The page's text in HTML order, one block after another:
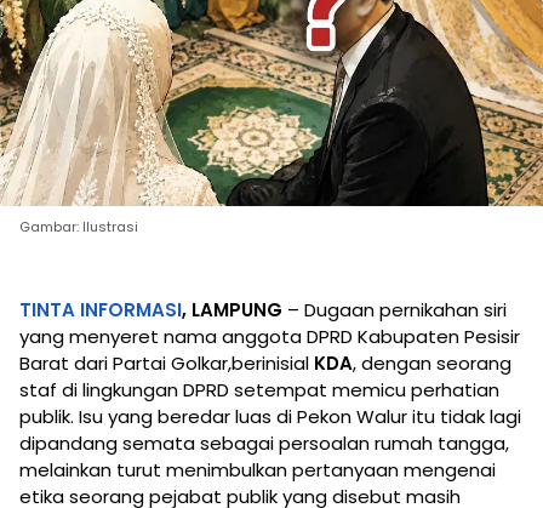
Gambar: Ilustrasi
TINTA INFORMASI, LAMPUNG – Dugaan pernikahan siri
yang menyeret nama anggota DPRD Kabupaten Pesisir
Barat dari Partai Golkar,berinisial KDA, dengan seorang
staf di lingkungan DPRD setempat memicu perhatian
publik. Isu yang beredar luas di Pekon Walur itu tidak lagi
dipandang semata sebagai persoalan rumah tangga,
melainkan turut menimbulkan pertanyaan mengenai
etika seorang pejabat publik yang disebut masih